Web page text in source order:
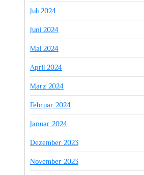
Juli 2024
Juni 2024
Mai 2024
April 2024
März 2024
Februar 2024
Januar 2024
Dezember 2023
November 2023